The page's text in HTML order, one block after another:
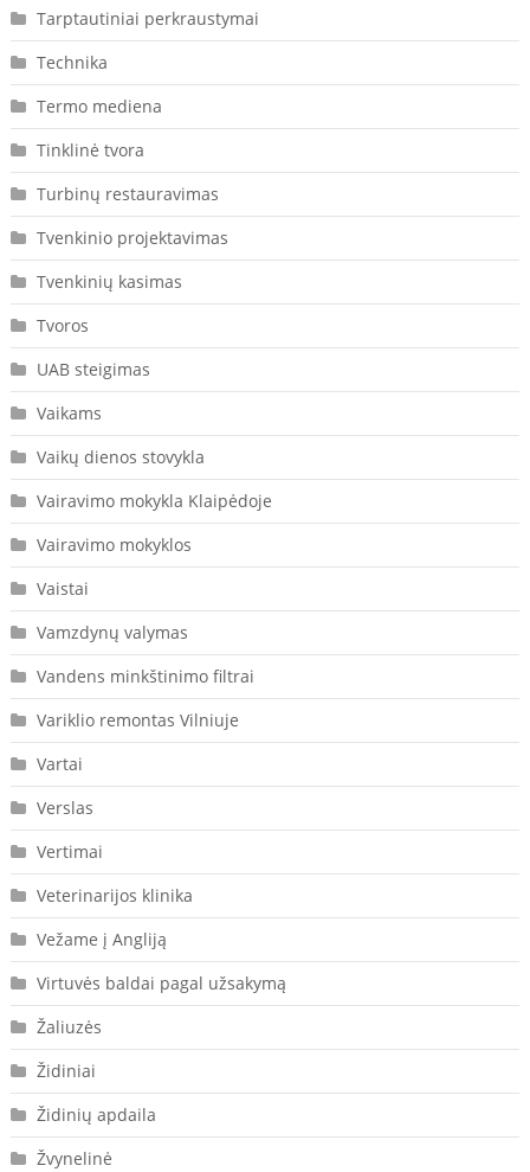
Tarptautiniai perkraustymai
Technika
Termo mediena
Tinklinė tvora
Turbinų restauravimas
Tvenkinio projektavimas
Tvenkinių kasimas
Tvoros
UAB steigimas
Vaikams
Vaikų dienos stovykla
Vairavimo mokykla Klaipėdoje
Vairavimo mokyklos
Vaistai
Vamzdynų valymas
Vandens minkštinimo filtrai
Variklio remontas Vilniuje
Vartai
Verslas
Vertimai
Veterinarijos klinika
Vežame į Angliją
Virtuvės baldai pagal užsakymą
Žaliuzės
Židiniai
Židinių apdaila
Žvynelinė